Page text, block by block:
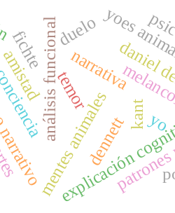
dennett
explicación
análisis funcional daniel
yo
narrativa
yoes
mentes animales
amistad
duelo
temor
kant
fichte